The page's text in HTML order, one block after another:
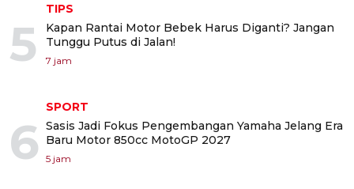
5
TIPS
Kapan Rantai Motor Bebek Harus Diganti? Jangan
Tunggu Putus di Jalan!
7 jam
6
SPORT
Sasis Jadi Fokus Pengembangan Yamaha Jelang Era
Baru Motor 850cc MotoGP 2027
5 jam